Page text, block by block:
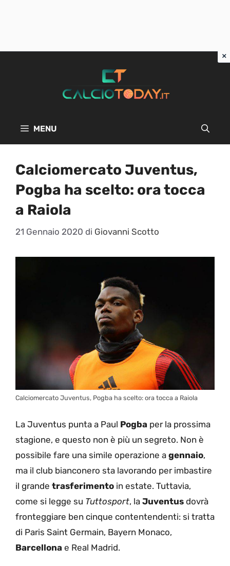
MENU
Calciomercato Juventus,
Pogba ha scelto: ora tocca
a Raiola
21 Gennaio 2020 di Giovanni Scotto
Calciomercato Juventus, Pogba ha scelto: ora tocca a Raiola
La Juventus punta a Paul Pogba per la prossima
stagione, e questo non è più un segreto. Non è
possibile fare una simile operazione a gennaio,
ma il club bianconero sta lavorando per imbastire
il grande trasferimento in estate. Tuttavia,
come si legge su Tuttosport, la Juventus dovrà
fronteggiare ben cinque contentendenti: si tratta
di Paris Saint Germain, Bayern Monaco,
Barcellona e Real Madrid.